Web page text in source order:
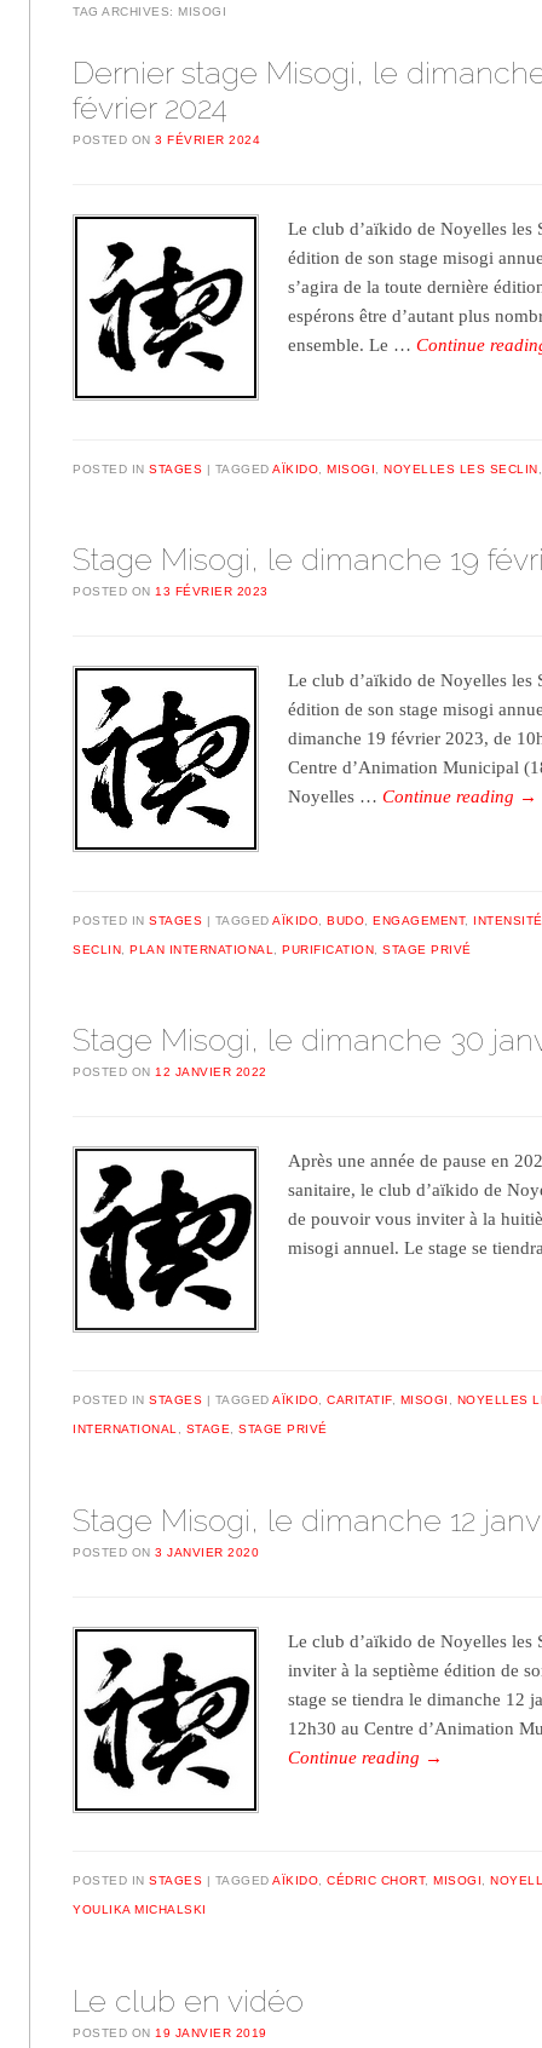
TAG ARCHIVES: MISOGI
Dernier stage Misogi, le
février 2024
POSTED ON3 FÉVRIER 2024
Le club d’aïkido de Noyelles les
édition de son stage misogi
s’agira de la toute dernière
espérons être d’autant plus
ensemble. Le …Continue
POSTED INSTAGES TAGGEDAÏKIDO ,MISOGI ,NOYELLES LES SECLIN
Stage Misogi, le dimanche 19
POSTED ON 13 FÉVRIER 2023
Le club d’aïkido de Noyelles les
édition de son stage misogi
dimanche 19 février 2023, de
Centre d’Animation Municipal
Noyelles …Continue reading →
POSTED INSTAGES TAGGEDAÏKIDO ,BUDO ,ENGAGEMENT, INTENSITÉ
SECLIN ,PLAN INTERNATIONAL ,PURIFICATION ,STAGE PRIVÉ
Stage Misogi, le dimanche 30
POSTED ON 12 JANVIER 2022
Après une année de pause en
sanitaire, le club d’aïkido de
de pouvoir vous inviter à la
misogi annuel. Le stage se
POSTED INSTAGES TAGGEDAÏKIDO,CARITATIF, MISOGI , NOYELLES
INTERNATIONAL, STAGE,STAGE PRIVÉ
Stage Misogi, le dimanche 12
POSTED ON3 JANVIER 2020
Le club d’aïkido de Noyelles les
inviter à la septième édition de
stage se tiendra le dimanche 12
12h30 au Centre d’Animation
Continue reading →
POSTED INSTAGES TAGGEDAÏKIDO,CÉDRIC CHORT,MISOGI,
YOULIKA MICHALSKI
Le club en vidéo
POSTED ON 19 JANVIER 2019